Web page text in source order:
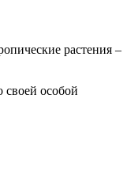
растения –
особой